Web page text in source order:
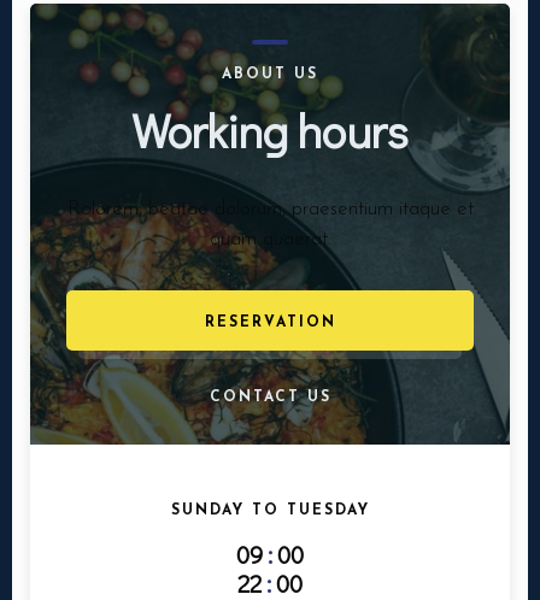
ABOUT US
Working hours
Rolorem, beatae dolorum, praesentium itaque et
quam quaerat.
RESERVATION
CONTACT US
SUNDAY TO TUESDAY
09:00
22:00